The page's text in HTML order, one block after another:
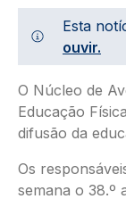
Esta
ouvir.
O Núcleo de
Educação
difusão da
Os
semana o 38.º